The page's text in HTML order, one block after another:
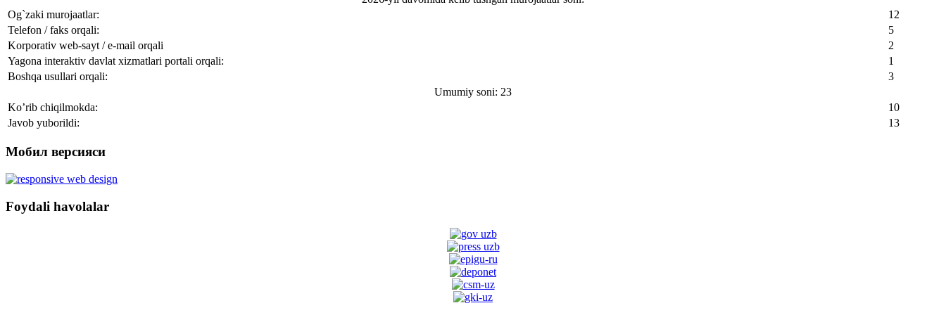
Og`zaki murojaatlar:
12
Telefon / faks orqali:
5
Korporativ web-sayt / e-mail orqali
2
Yagona interaktiv davlat xizmatlari portali orqali:
1
Boshqa usullari orqali:
3
Umumiy soni: 23
Ko’rib chiqilmokda:
10
Javob yuborildi:
13
Мобил версияси
Foydali havolalar